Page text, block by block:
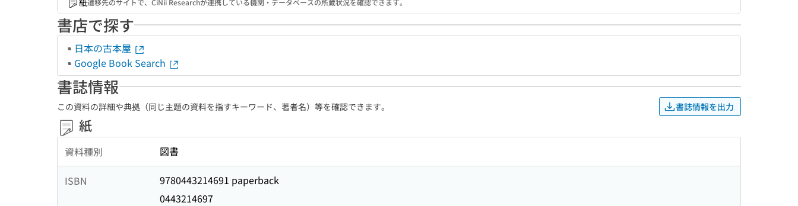
紙遷移先のサイトで、CiNii Researchが連携している機関・データベースの所蔵状況を確認できます。
書店で探す
日本の古本屋
Google Book Search
書誌情報
この資料の詳細や典拠（同じ主題の資料を指すキーワード、著者名）等を確認できます。 書誌情報を出力
紙
資料種別 図書
ISBN
9780443214691 paperback
0443214697